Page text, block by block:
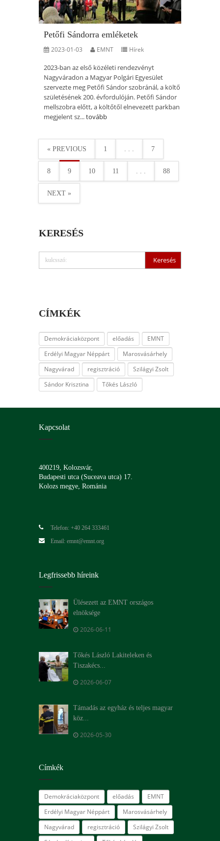
Petőfi Sándorra emléketek
2023-01-03 EMNT Hírek
2023-ban az első közéleti rendezvényt
Nagyváradon a Magyar Polgári Egyesület
szervezte meg Petőfi Sándor szobránál, a költő
születésének 200. évfordulóján. Petőfi Sándor
mellszobra előtt, a költőtől elnevezett parkban
megjelent sz...tovább
« PREVIOUS 1 . . . 7
8 9 10 11 . . . 88
NEXT »
KERESÉS
CÍMKÉK
Demokráciaközpont előadás
EMNT
Erdélyi Magyar Néppárt
Marosvásárhely
Nagyvárad
regisztráció
Szilágyi Zsolt
Sándor Krisztina
Tőkés László
Kapcsolat
400219, Kolozsvár,
Budapesti utca (Suceava utca) 17.
Kolozs megye, Románia
Telefon: +40 264 333461
Email: emnt@emnt.org
Legfrissebb híreink
Ülésezett az EMNT országos
elnöksége
2026-06-11
Tőkés László Lakiteleken és
Tiszakécs...
2026-06-07
Támadás az egyház és teljes magyar
köz...
2026-05-30
Címkék
Demokráciaközpont előadás
EMNT
Erdélyi Magyar Néppárt
Marosvásárhely
Nagyvárad
regisztráció
Szilágyi Zsolt